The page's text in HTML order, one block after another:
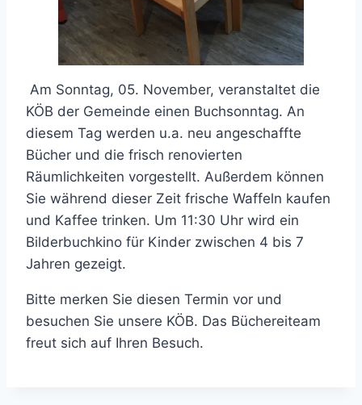
Am Sonntag, 05. November, veranstaltet die
KÖB der Gemeinde einen Buchsonntag. An
diesem Tag werden u.a. neu angeschaffte
Bücher und die frisch renovierten
Räumlichkeiten vorgestellt. Außerdem können
Sie während dieser Zeit frische Waffeln kaufen
und Kaffee trinken. Um 11:30 Uhr wird ein
Bilderbuchkino für Kinder zwischen 4 bis 7
Jahren gezeigt.
Bitte merken Sie diesen Termin vor und
besuchen Sie unsere KÖB. Das Büchereiteam
freut sich auf Ihren Besuch.